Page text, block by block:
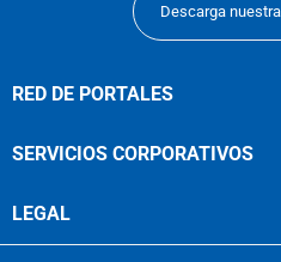
Descarga
RED DE PORTALES
SERVICIOS CORPORATIVOS
LEGAL